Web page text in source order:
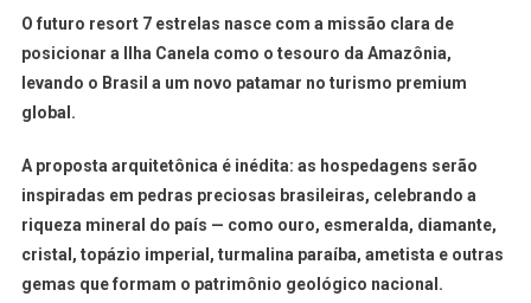
O futuro resort 7 estrelas nasce com a missão clara de
posicionar a Ilha Canela como o tesouro da Amazônia,
levando o Brasil a um novo patamar no turismo premium
global.
A proposta arquitetônica é inédita: as hospedagens serão
inspiradas em pedras preciosas brasileiras, celebrando a
riqueza mineral do país — como ouro, esmeralda, diamante,
cristal, topázio imperial, turmalina paraíba, ametistae outras
gemas que formam o patrimônio geológico nacional.